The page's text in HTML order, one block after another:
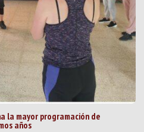
la mayor programación de
años